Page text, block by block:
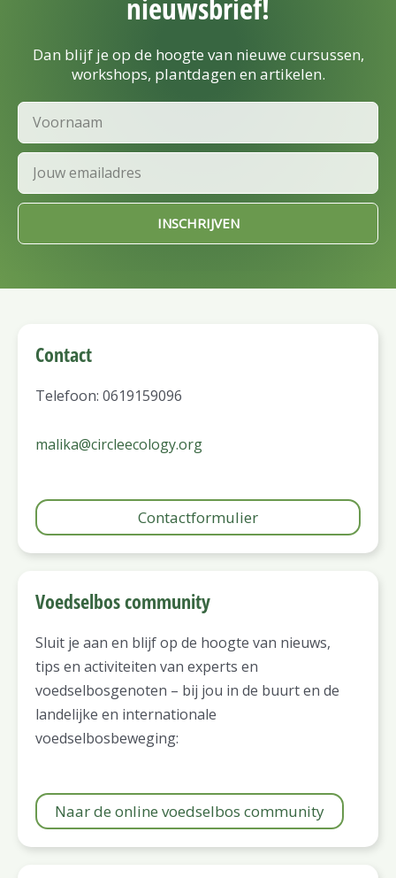
nieuwsbrief!
Dan blijf je op de hoogte van nieuwe cursussen,
workshops, plantdagen en artikelen.
Voornaam
Email
INSCHRIJVEN
Contact
Telefoon: 0619159096
malika@circleecology.org
Contactformulier
Voedselbos community
Sluit je aan en blijf op de hoogte van nieuws,
tips en activiteiten van experts en
voedselbosgenoten – bij jou in de buurt en de
landelijke en internationale
voedselbosbeweging:
Naar de online voedselbos community